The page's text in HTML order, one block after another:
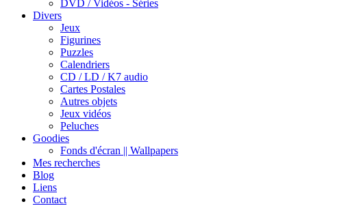
DVD / Vidéos - Séries
Divers
Jeux
Figurines
Puzzles
Calendriers
CD / LD / K7 audio
Cartes Postales
Autres objets
Jeux vidéos
Peluches
Goodies
Fonds d'écran || Wallpapers
Mes recherches
Blog
Liens
Contact